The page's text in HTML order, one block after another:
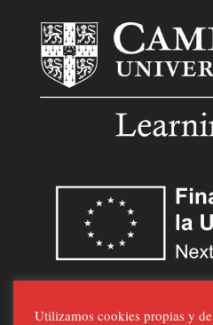
Utilizamos cookies propias y